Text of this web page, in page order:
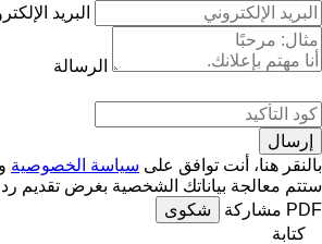
البريد
الرسالة
بالنقر هنا، أنت توافق على سياسة الخصوصية و
ستتم معالجة بياناتك الشخصية بغرض تقديم
PDF مشاركة
شكوى
كتابة